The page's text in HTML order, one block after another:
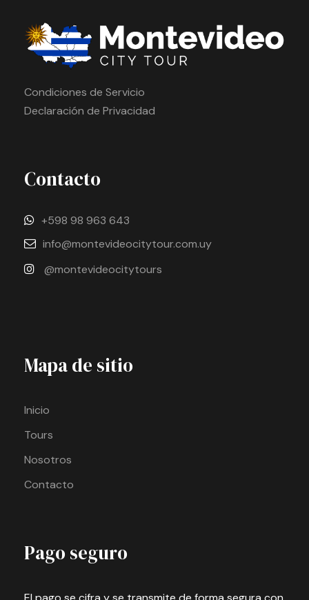
Condiciones de Servicio
Declaración de Privacidad
Contacto
+598 98 963 643
info@montevideocitytour.com.uy
@montevideocitytours
Mapa de sitio
Inicio
Tours
Nosotros
Contacto
Pago seguro